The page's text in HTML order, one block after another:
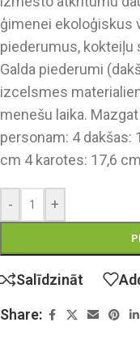
ģimenei ekoloģiskus
piederumus, kokteiļu
Galda piederumi
izcelsmes
menešu laika.
personam: 4 dakšas:
cm 4 karotes: 17,6
- +
Salīdzināt
Share: